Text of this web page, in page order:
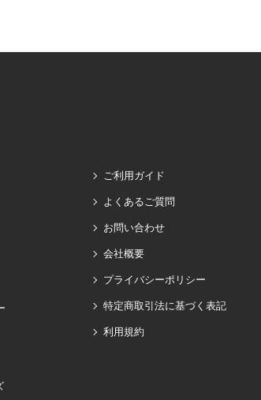
ご利用ガイド
よくあるご質問
お問い合わせ
会社概要
プライバシーポリシー
特定商取引法に基づく表記
利用規約